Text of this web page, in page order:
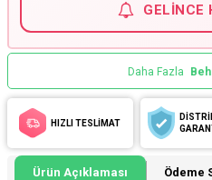
GELINCE
Daha Fazla
HIZLI TESLİMAT
Ürün Açıklaması Ödeme